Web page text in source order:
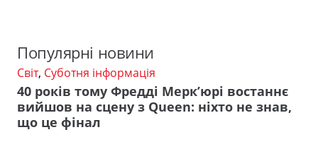
Популярні новини
Світ, Суботня інформація
40 років тому Фредді Мерк’юрі востаннє
вийшов на сцену з Queen: ніхто не знав,
що це фінал